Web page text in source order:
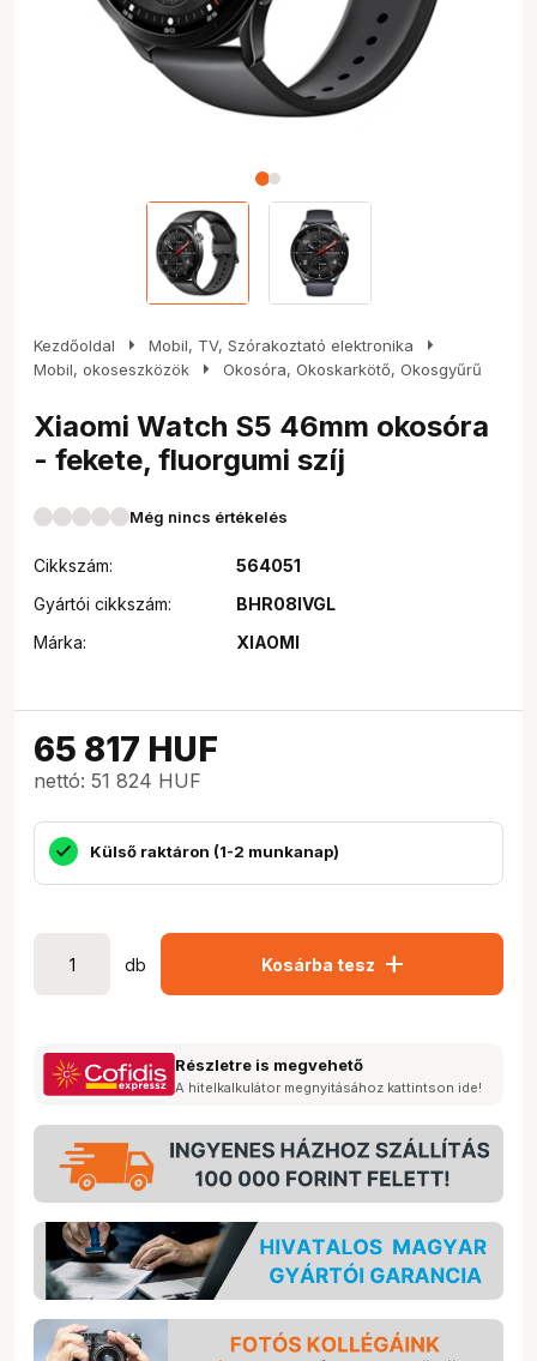
Kezdőoldal arrow_right Mobil, TV, Szórakoztató elektronika arrow_right
Mobil, okoseszközök arrow_right Okosóra, Okoskarkötő, Okosgyűrű
Xiaomi Watch S5 46mm okosóra
- fekete, fluorgumi szíj
Még nincs értékelés
Cikkszám:
564051
Gyártói cikkszám:
BHR08IVGL
Márka:
XIAOMI
65 817 HUF
nettó: 51 824 HUF
Külső raktáron (1-2 munkanap)
db Kosárba tesz add
Részletre is megvehető
A hitelkalkulátor megnyitásához kattintson ide!